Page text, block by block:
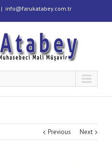
| info@farukatabey.com.tr
Previous Next